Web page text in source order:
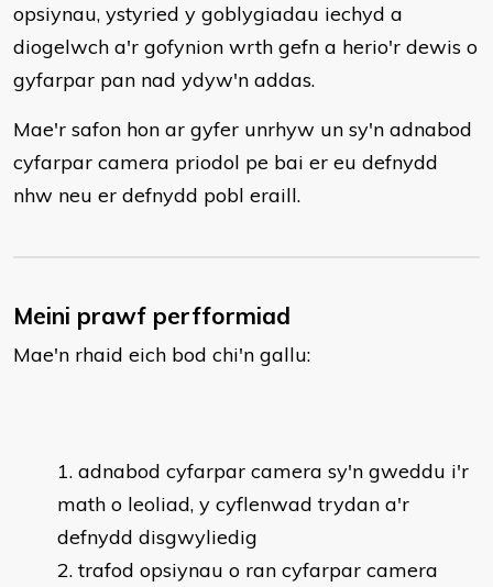
opsiynau, ystyried y goblygiadau iechyd a
diogelwch a'r gofynion wrth gefn a herio'r dewis o
gyfarpar pan nad ydyw'n addas.
Mae'r safon hon ar gyfer unrhyw un sy'n adnabod
cyfarpar camera priodol pe bai er eu defnydd
nhw neu er defnydd pobl eraill.
Meini prawf perfformiad
Mae'n rhaid eich bod chi'n gallu:
adnabod cyfarpar camera sy'n gweddu i'r
math o leoliad, y cyflenwad trydan a'r
defnydd disgwyliedig
trafod opsiynau o ran cyfarpar camera